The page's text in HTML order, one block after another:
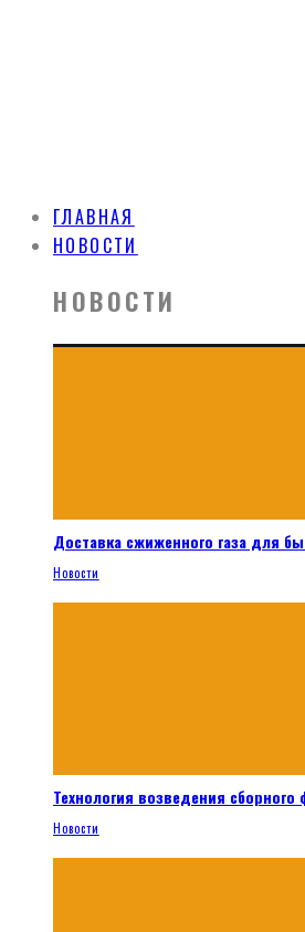
ГЛАВНАЯ
НОВОСТИ
НОВОСТИ
Доставка сжиженного газа для
Новости
Технология возведения
Новости